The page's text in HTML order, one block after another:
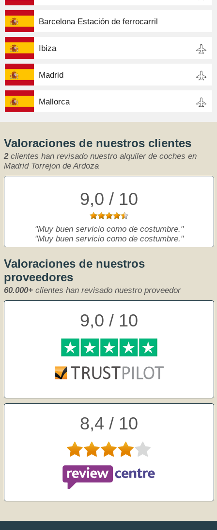
Barcelona Estación de ferrocarril
Ibiza
Madrid
Mallorca
Valoraciones de nuestros clientes
2clientes han revisado nuestro alquiler de coches en
Madrid Torrejon de Ardoza
9,0 / 10
Muy buen servicio como de costumbre.
Muy buen servicio como de costumbre.
Valoraciones de nuestros
proveedores
60.000+ clientes han revisado nuestro proveedor
9,0 / 10
8,4 / 10